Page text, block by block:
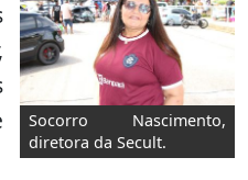
Socorro Nascimento,
diretora da Secult.